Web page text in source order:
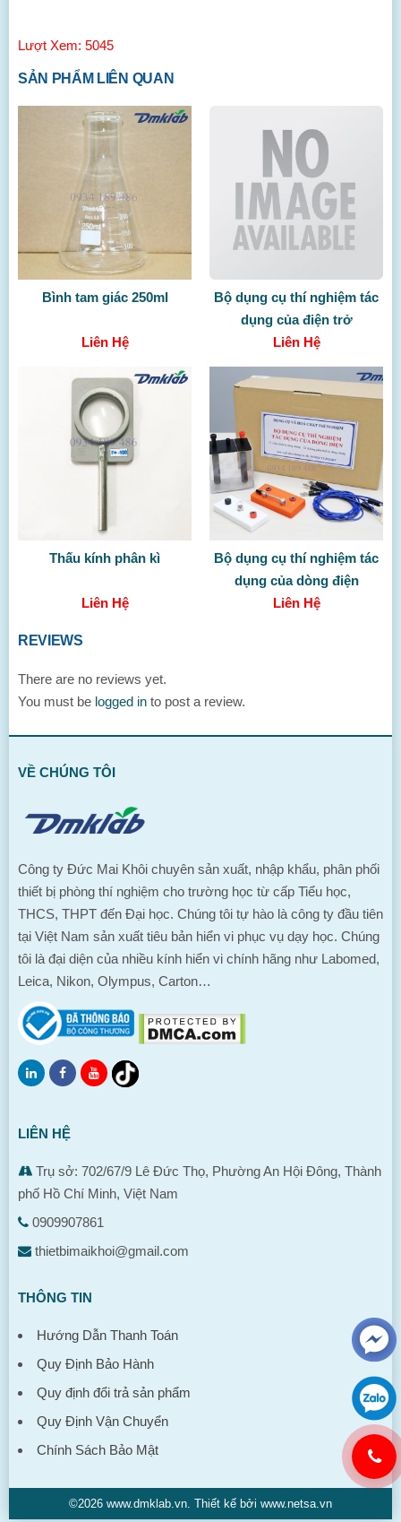
Lượt Xem: 5045
SẢN PHẨM LIÊN QUAN
Bình tam giác 250ml
Liên Hệ
Bộ dụng cụ thí nghiệm tác
dụng của điện trở
Liên Hệ
Thấu kính phân kì
Liên Hệ
Bộ dụng cụ thí nghiệm tác
dụng của dòng điện
(Không gồm TBDC)
Liên Hệ
REVIEWS
There are no reviews yet.
You must be logged in to post a review.
VỀ CHÚNG TÔI
Công ty Đức Mai Khôi chuyên sản xuất, nhập khẩu, phân phối
thiết bị phòng thí nghiệm cho trường học từ cấp Tiểu học,
THCS, THPT đến Đại học. Chúng tôi tự hào là công ty đầu tiên
tại Việt Nam sản xuất tiêu bản hiển vi phục vụ dạy học. Chúng
tôi là đại diện của nhiều kính hiển vi chính hãng như Labomed,
Leica, Nikon, Olympus, Carton…
LIÊN HỆ
Trụ sở: 702/67/9 Lê Đức Thọ, Phường An Hội Đông, Thành
phố Hồ Chí Minh, Việt Nam
0909907861
thietbimaikhoi@gmail.com
THÔNG TIN
Hướng Dẫn Thanh Toán
Quy Định Bảo Hành
Quy định đổi trả sản phẩm
Quy Định Vận Chuyển
Chính Sách Bảo Mật
©2026 www.dmklab.vn. Thiết kế bởi www.netsa.vn